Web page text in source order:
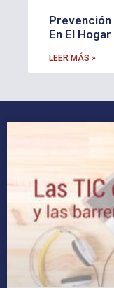
En El Hogar
LEER MÁS »